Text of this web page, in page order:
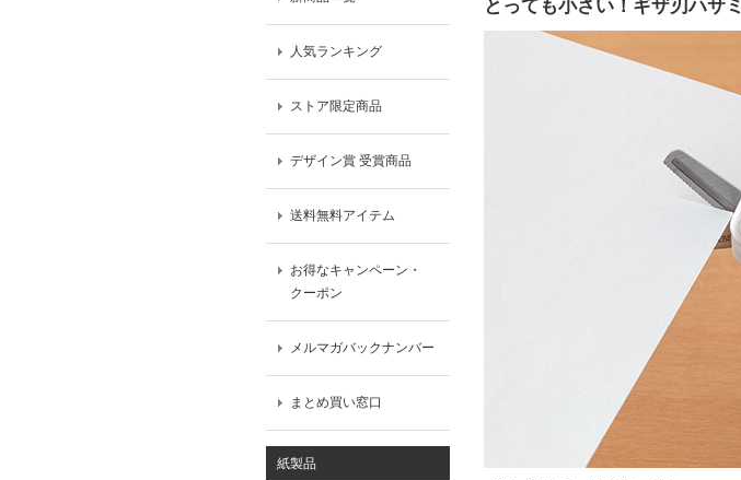
人気ランキング
ストア限定商品
デザイン賞 受賞商品
送料無料アイテム
お得なキャンペーン・
クーポン
メルマガバックナンバー
まとめ買い窓口
紙製品
とっても小さい！ギザ刃ハサミ